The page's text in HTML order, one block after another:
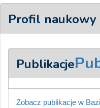
Profil naukowy
Publikacje
Zobacz publikacje w